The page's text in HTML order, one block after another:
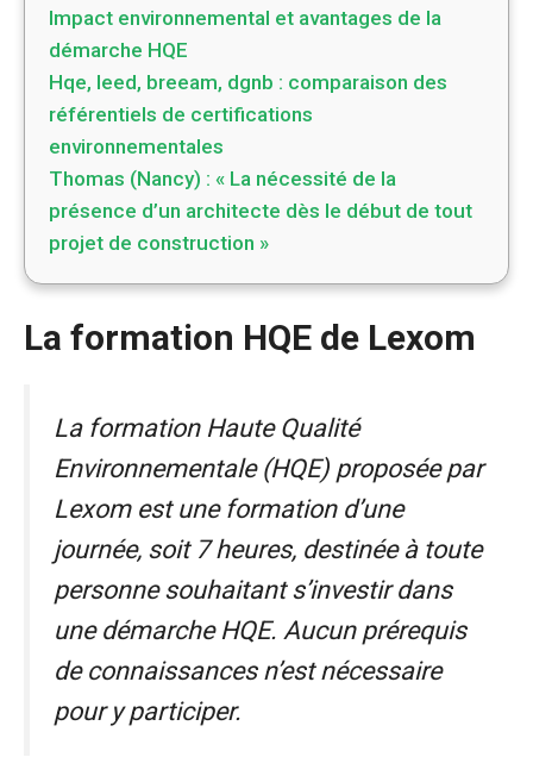
Impact environnemental et avantages de la
démarche HQE
Hqe, leed, breeam, dgnb : comparaison des
référentiels de certifications
environnementales
Thomas (Nancy) : « La nécessité de la
présence d’un architecte dès le début de tout
projet de construction »
La formation HQE de Lexom
La formation Haute Qualité
Environnementale (HQE) proposée par
Lexom est une formation d’une
journée, soit 7 heures, destinée à toute
personne souhaitant s’investir dans
une démarche HQE. Aucun prérequis
de connaissances n’est nécessaire
pour y participer.